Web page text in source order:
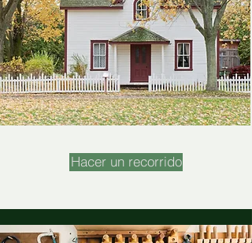
Hacer un recorrido